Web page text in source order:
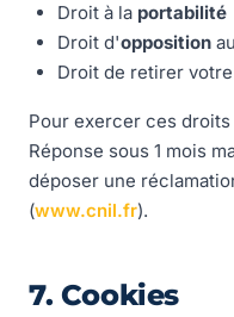
Droit à la portabilité
Droit d'opposition
Droit de retirer votre
Pour exercer ces droits
Réponse sous 1 mois
déposer une
(www.cnil.fr).
7. Cookies